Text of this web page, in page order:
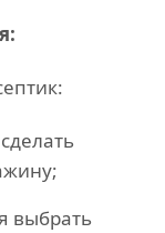
выбрать